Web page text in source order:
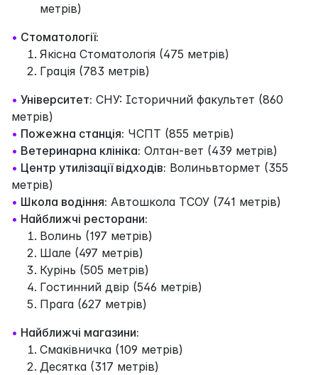
метрів)
• Стоматології:
Якісна Стоматологія (475 метрів)
Грація (783 метрів)
• Університет: СНУ: Історичний факультет (860
метрів)
• Пожежна станція: ЧСПТ (855 метрів)
• Ветеринарна клініка: Олтан-вет (439 метрів)
• Центр утилізації відходів: Волиньвтормет (355
метрів)
• Школа водіння: Автошкола ТСОУ (741 метрів)
• Найближчі ресторани:
Волинь (197 метрів)
Шале (497 метрів)
Курінь (505 метрів)
Гостинний двір (546 метрів)
Прага (627 метрів)
• Найближчі магазини:
Смаківничка (109 метрів)
Десятка (317 метрів)